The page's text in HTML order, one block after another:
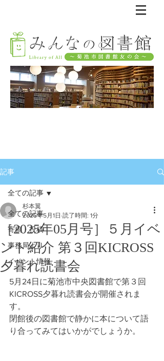
記事
全ての記事
寄稿・投稿
事務局より
イベント情報
全ての記事
［2025年05月号］５月イベ
ント紹介 第３回KICROSS
夕暮れ読書会
杉本翼
2025年5月1日 読了時間: 1分
5月24日に菊池市中央図書館で第３回
KICROSS夕暮れ読書会が開催されま
す。
閉館後の図書館で静かに本について語
り合ってみてはいかがでしょうか。